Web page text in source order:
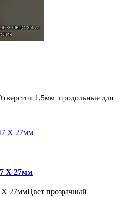
1,5мм продольные для
Х 27мм
Х 27ммЦвет прозрачный